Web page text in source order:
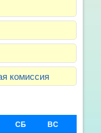
комиссия
СБ ВС